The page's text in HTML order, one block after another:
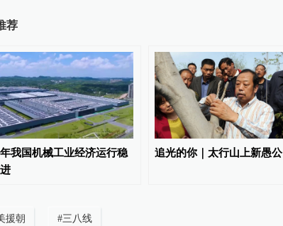
荐
年我国机械工业经济运行稳
追光的你｜太行山上新愚公
援朝 #三八线